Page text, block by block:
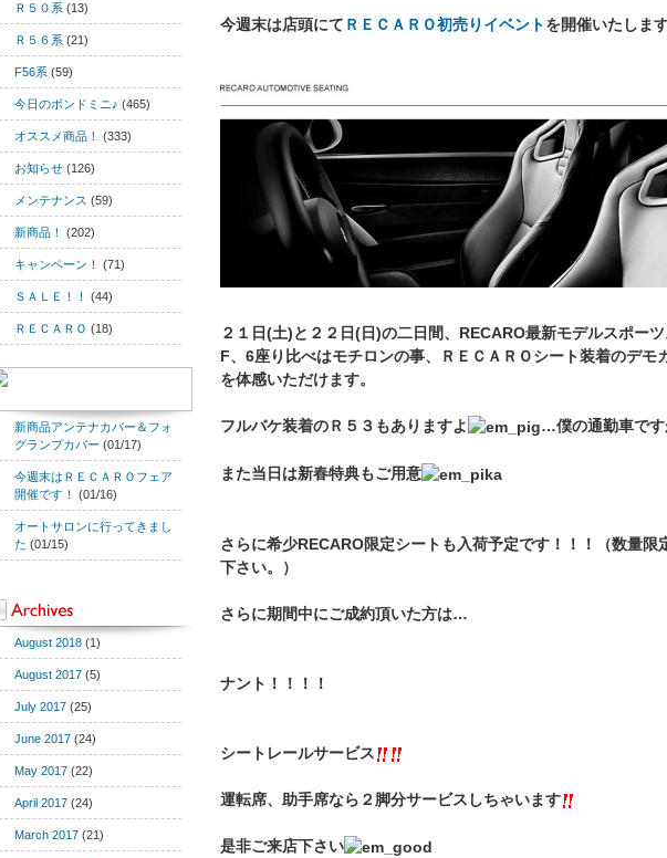
Ｒ５０系 (13)
Ｒ５６系 (21)
F56系 (59)
今日のボンドミニ♪ (465)
オススメ商品！ (333)
お知らせ (126)
メンテナンス (59)
新商品！ (202)
キャンペーン！ (71)
ＳＡＬＥ！！ (44)
ＲＥＣＡＲＯ (18)
新商品アンテナカバー＆フォ
グランプカバー (01/17)
今週末はＲＥＣＡＲＯフェア
開催です！
(01/16)
オートサロンに行ってきまし
た (01/15)
August 2018 (1)
August 2017 (5)
July 2017 (25)
June 2017 (24)
May 2017 (22)
April 2017 (24)
March 2017 (21)
今週末は店頭にて ＲＥＣＡＲＯ初売りイベントを開催いたしま
２１日(土)と２２日(日)の二日間、RECARO最新モデルスポー
F、6座り比べはモチロンの事、ＲＥＣＡＲＯシート装着のデモ
を体感いただけます。
フルバケ装着のＲ５３もありますよ …僕の通勤車です
また当日は新春特典もご用意
さらに希少RECARO限定シートも入荷予定です！！！（数量限
下さい。）
さらに期間中にご成約頂いた方は…
ナント！！！！
シートレールサービス
運転席、助手席なら２脚分サービスしちゃいます
是非ご来店下さい